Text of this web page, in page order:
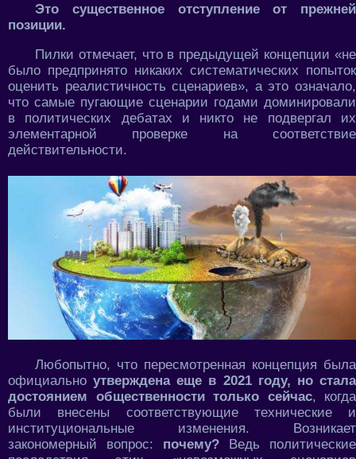
Это существенное отступление от прежней
позиции.
Пилки отмечает, что в предыдущей концепции «не
было предпринято никаких систематических попыток
оценить реалистичность сценариев», а это означало,
что самые пугающие сценарии годами доминировали
в политических дебатах и никто не подвергал их
элементарной проверке на соответствие
действительности.
Любопытно, что пересмотренная концепция была
официальноутверждена еще в 2021 году, но стала
достоянием общественности только сейчас, когда
были внесены соответствующие технические и
институциональные изменения. Возникает
закономерный вопрос: почему? Ведь политические